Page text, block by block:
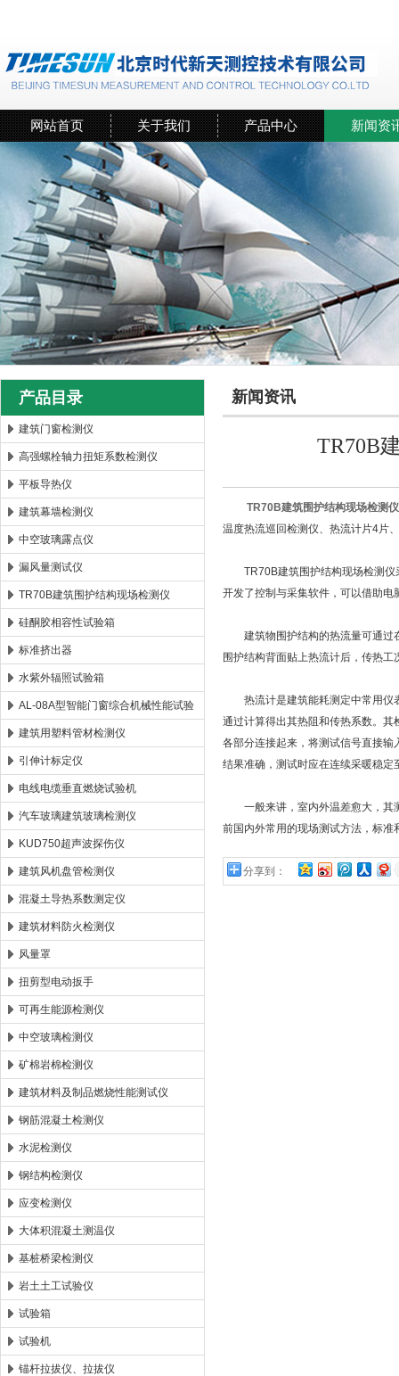
北京时代新天测控技术有限公司
网站首页 关于我们 产品中心 新闻资
产品目录
建筑门窗检测仪
高强螺栓轴力扭矩系数检测仪
平板导热仪
建筑幕墙检测仪
中空玻璃露点仪
漏风量测试仪
TR70B建筑围护结构现场检测仪
硅酮胶相容性试验箱
标准挤出器
水紫外辐照试验箱
AL-08A型智能门窗综合机械性能试验
机
建筑用塑料管材检测仪
引伸计标定仪
电线电缆垂直燃烧试验机
汽车玻璃建筑玻璃检测仪
KUD750超声波探伤仪
建筑风机盘管检测仪
混凝土导热系数测定仪
建筑材料防火检测仪
风量罩
扭剪型电动扳手
可再生能源检测仪
中空玻璃检测仪
矿棉岩棉检测仪
建筑材料及制品燃烧性能测试仪
钢筋混凝土检测仪
水泥检测仪
钢结构检测仪
应变检测仪
大体积混凝土测温仪
基桩桥梁检测仪
岩土土工试验仪
试验箱
试验机
锚杆拉拔仪、拉拔仪
新闻资讯
TR70B
TR70B建筑围护结构现场检测仪
温度热流巡回检测仪、热流计片4片
TR70B建筑围护结构现场检测仪
开发了控制与采集软件，可以借助
建筑物围护结构的热流量可通过在
围护结构背面贴上热流计后，传热
热流计是建筑能耗测定中常用仪
通过计算得出其热阻和传热系数。
各部分连接起来，将测试信号直接
结果准确，测试时应在连续采暖稳定
一般来讲，室内外温差愈大，其
前国内外常用的现场测试方法，标
分享到：